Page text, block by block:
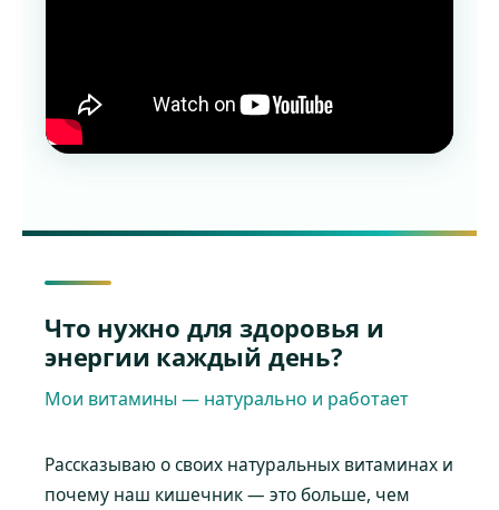
Что нужно для здоровья и
энергии каждый день?
Мои витамины — натурально и работает
Рассказываю о своих натуральных витаминах и
почему наш кишечник — это больше, чем